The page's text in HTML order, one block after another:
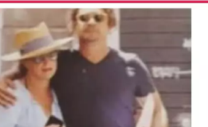
Ricette Facili e Veloci
Ricette Feste
Ricette per Bambini